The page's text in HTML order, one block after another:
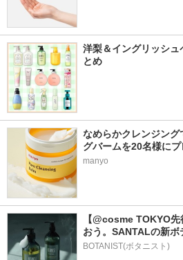
洋梨＆イングリッシュ
とめ
なめらかクレンジン
グバームを20名様に
manyo
【@cosme TOKYO
おう。SANTALの新ボ
BOTANIST(ボタニスト)